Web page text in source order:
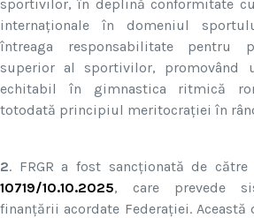
sportivilor, în deplină conformitate
internaționale în domeniul
întreaga responsabilitate pentru
superior al sportivilor, promovând
echitabil în gimnastica ritmică
totodată principiul meritocrației în
2. FRGR a fost sancționată de către
10719/10.10.2025, care prevede
finanțării acordate Federației. Această